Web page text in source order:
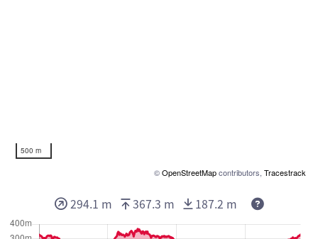
500 m
©OpenStreetMapcontributors, Tracestrack
294.1 m 367.3 m 187.2 m